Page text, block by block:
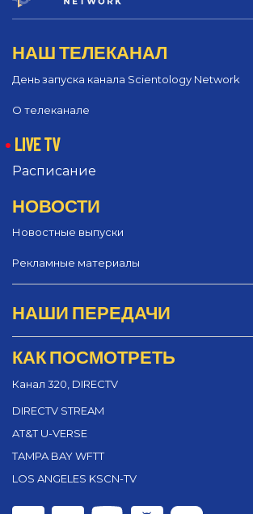
НАШ ТЕЛЕКАНАЛ
День запуска канала Scientology Network
О телеканале
LIVE TV
Расписание
НОВОСТИ
Новостные выпуски
Рекламные материалы
НАШИ ПЕРЕДАЧИ
КАК ПОСМОТРЕТЬ
Канал 320, DIRECTV
DIRECTV STREAM
AT&T U-VERSE
TAMPA BAY WFTT
LOS ANGELES KSCN-TV